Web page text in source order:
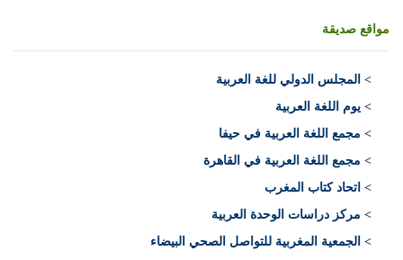
مواقع صديقة
> المجلس الدولي للغة العربية
> يوم اللغة العربية
> مجمع اللغة العربية في حيفا
> مجمع اللغة العربية في القاهرة
> اتحاد كتاب المغرب
> مركز دراسات الوحدة العربية
> الجمعية المغربية للتواصل الصحي البيضاء